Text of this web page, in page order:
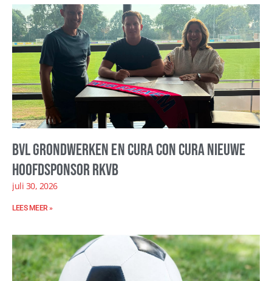
BVL Grondwerken en Cura con Cura nieuwe
hoofdsponsor RKVB
juli 30, 2026
LEES MEER »